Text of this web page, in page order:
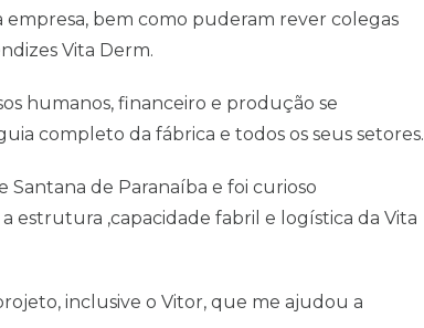
bem como puderam rever colegas
Vita Derm.
humanos, financeiro e produção se
completo da fábrica e todos os seus setores.
Santana de Paranaíba e foi curioso
estrutura ,capacidade fabril e logística da Vita
inclusive o Vitor, que me ajudou a